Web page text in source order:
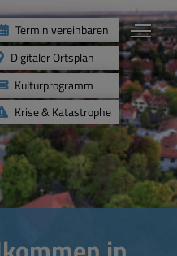
Termin vereinbaren
Digitaler Ortsplan
Kulturprogramm
Krise & Katastrophe